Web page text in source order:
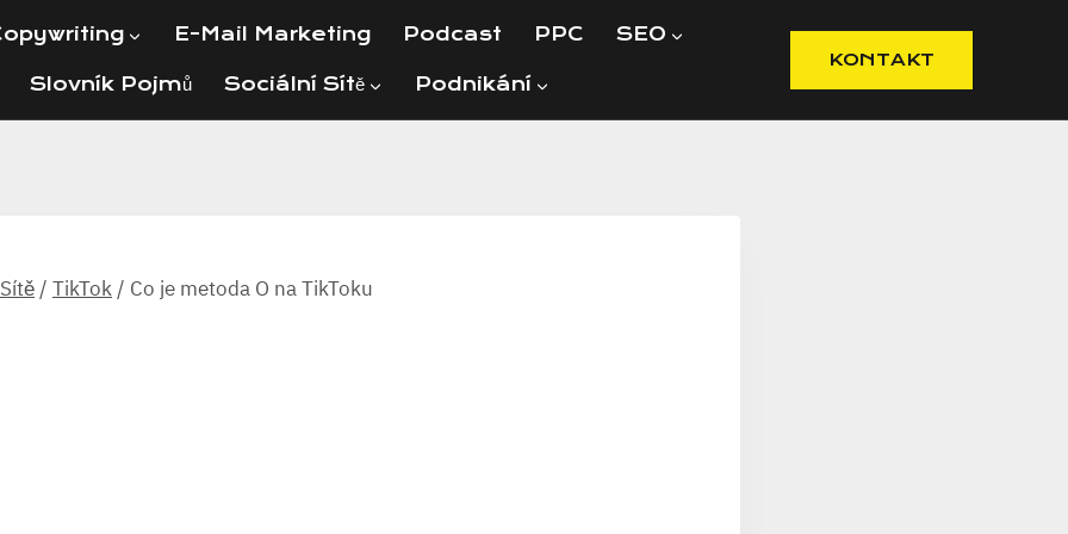
E-Mail Marketing Podcast PPC SEO
Slovník Pojmů Sociální Sítě Podnikání
KONTAKT
/ TikTok / Co je metoda O na TikToku